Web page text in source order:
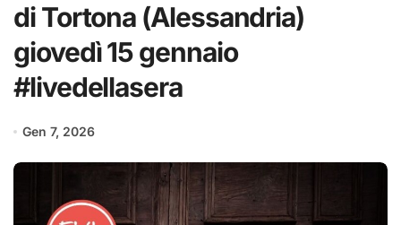
di Tortona (Alessandria)
giovedì 15 gennaio
#livedellasera
Gen 7, 2026